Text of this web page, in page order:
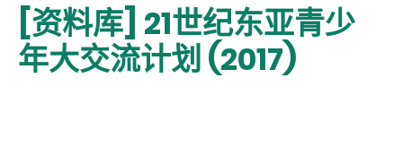
[资料库] 21世纪东亚青少
年大交流计划 (2017)